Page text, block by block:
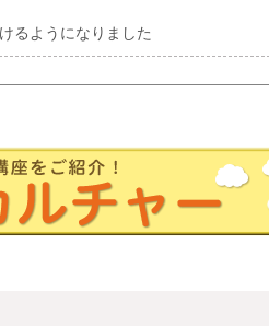
るようになりました